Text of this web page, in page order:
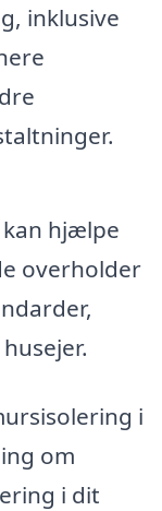
inklusive
kan hjælpe
overholder
i
om
i dit